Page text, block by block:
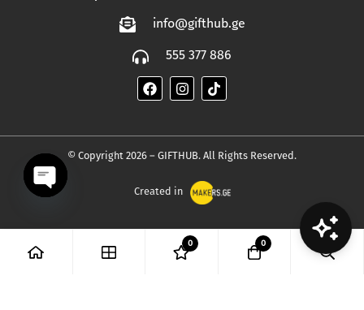
info@gifthub.ge
555 377 886
© Copyright 2026 – GIFTHUB. All Rights Reserved.
Created in
0 0